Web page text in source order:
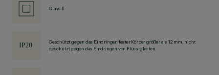
Class II
Geschützt gegen das Eindringen fester Körper größer als 12 mm, nicht
geschützt gegen das Eindringen von Flüssigkeiten.